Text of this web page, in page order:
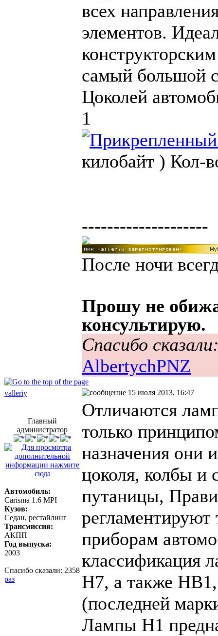
всех
элементов.
самый большой
Цоколей
1
килобайт ) Кол-
--------------------
После ночи
Прошу не
консультирую.
Спасибо
AlbertychPNZ
valleriy 15 июля 2013, 16:47
Главный
администратор
Автомобиль:
Carisma 1.6 MPI
Кузов:
Седан, рестайлинг
Трансмиссия:
АКПП
Год выпуска:
2003
Спасибо сказали: 2358
раз
Отличаются
только
назначения они
цоколя, колбы и
путаницы,
регламентируют
приборам
классификация
H7, а также
(последней
Лампы H1